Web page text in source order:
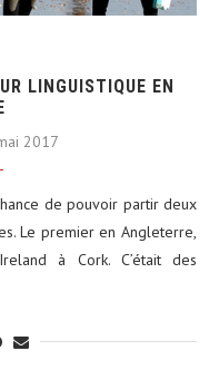
LINGUISTIQUE EN
2017
de pouvoir partir deux
Le premier en Angleterre,
à Cork. C’était des